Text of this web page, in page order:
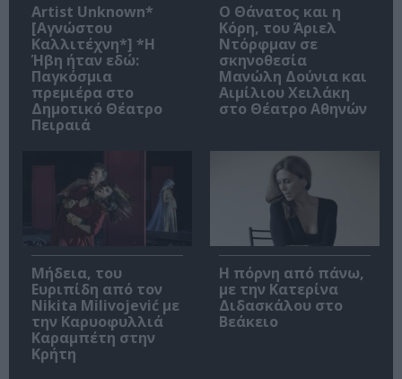
Artist Unknown*
[Αγνώστου
Καλλιτέχνη*] *Η
Ήβη ήταν εδώ:
Παγκόσμια
πρεμιέρα στο
Δημοτικό Θέατρο
Πειραιά
Ο Θάνατος και η
Κόρη, του Άριελ
Ντόρφμαν σε
σκηνοθεσία
Μανώλη Δούνια και
Αιμίλιου Χειλάκη
στο Θέατρο Αθηνών
Μήδεια, του
Ευριπίδη από τον
Nikita Milivojević με
την Καρυοφυλλιά
Καραμπέτη στην
Κρήτη
Η πόρνη από πάνω,
με την Κατερίνα
Διδασκάλου στο
Βεάκειο